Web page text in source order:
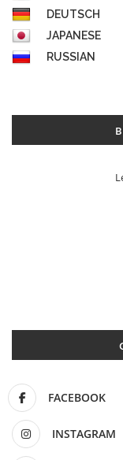
DEUTSCH
JAPANESE
RUSSIAN
FACEBOOK
INSTAGRAM